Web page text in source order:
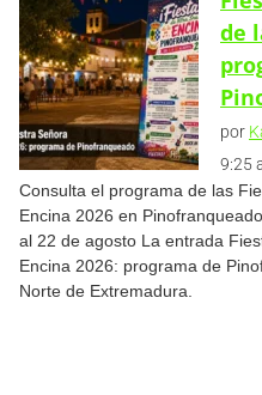
de
por
9:25
Consulta el programa de las
Encina 2026 en
al 22 de agosto La entrada
Encina 2026: programa de
Norte de Extremadura.